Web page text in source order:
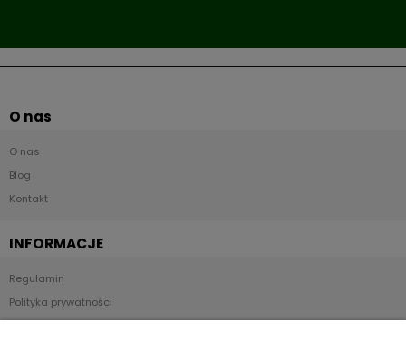
O nas
O nas
Blog
Kontakt
INFORMACJE
Regulamin
Polityka prywatności